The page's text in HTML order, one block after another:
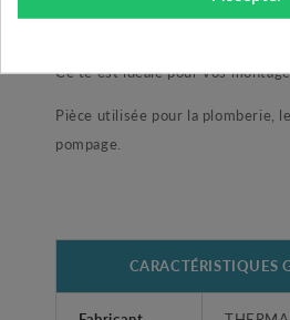
Ce té est idéale pour vos
Pièce utilisée pour la plomberie,
pompage.
CARACTÉRISTIQUES